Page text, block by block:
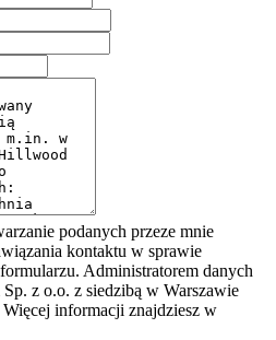
podanych przeze mnie
kontaktu w sprawie
Administratorem danych
z o.o. z siedzibą w Warszawie
informacji znajdziesz w